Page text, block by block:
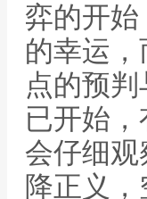
弈的开
的幸运
点的预
已开始
会仔细
降正义